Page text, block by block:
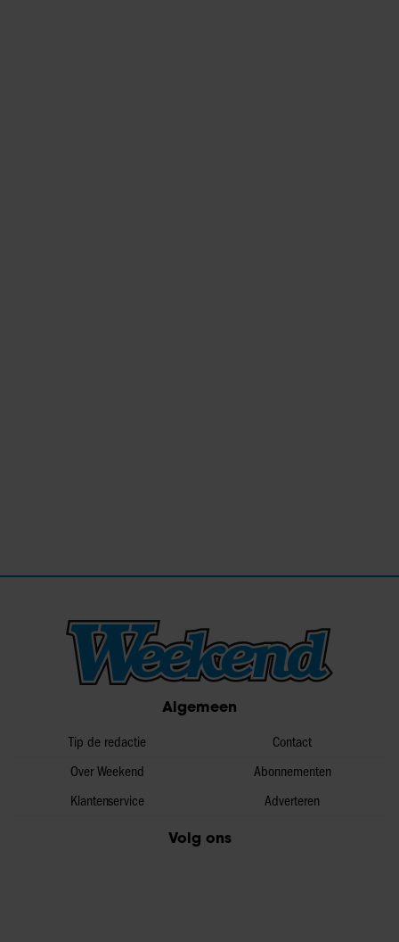
Algemeen
Tip de redactie
Over Weekend
Klantenservice
Contact
Abonnementen
Adverteren
Volg ons